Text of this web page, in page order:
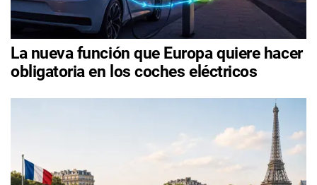
La nueva función que Europa quiere hacer
obligatoria en los coches eléctricos